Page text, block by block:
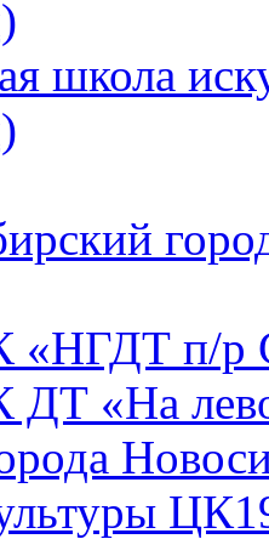
школа
п/р
«На